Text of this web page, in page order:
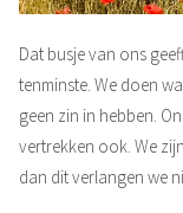
Dat busje van ons
tenminste. We doen
geen zin in hebben.
vertrekken ook. We
dan dit verlangen we